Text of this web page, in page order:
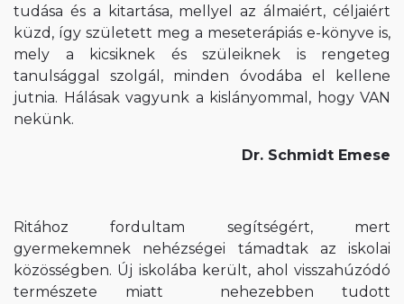
tudása és a kitartása, mellyel az álmaiért, céljaiért
küzd, így született meg a meseterápiás e-könyve is,
mely a kicsiknek és szüleiknek is rengeteg
tanulsággal szolgál, minden óvodába el kellene
jutnia. Hálásak vagyunk a kislányommal, hogy VAN
nekünk.
Dr. Schmidt Emese
Ritához fordultam segítségért, mert
gyermekemnek nehézségei támadtak az iskolai
közösségben. Új iskolába került, ahol visszahúzódó
természete miatt nehezebben tudott